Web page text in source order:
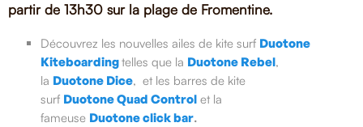
partir de 13h30 sur la plage de Fromentine.
Découvrez les nouvelles ailes de kite surf Duotone
Kiteboardingtelles que la Duotone Rebel,
la Duotone Dice, et les barres de kite
surf Duotone Quad Control et la
fameuse Duotone click bar.